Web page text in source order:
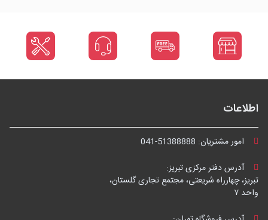
اطلاعات
امور مشتریان: 041-51388888
آدرس دفتر مرکزی تبریز:
تبریز، چهارراه شریعتی، مجتمع تجاری گلستان،
واحد ۷